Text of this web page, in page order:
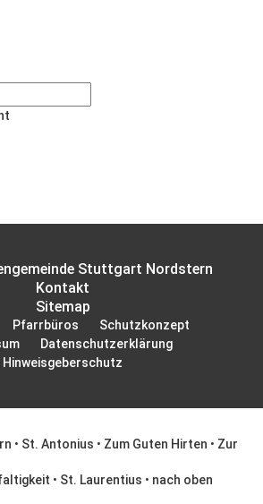
Stuttgart Nordstern
Kontakt
Sitemap
Pfarrbüros
Schutzkonzept
Datenschutzerklärung
Hinweisgeberschutz
• St. Antonius • Zum Guten Hirten • Zur
• St. Laurentius • nach oben